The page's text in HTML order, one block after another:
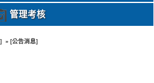
管理考核
] » [公告消息]